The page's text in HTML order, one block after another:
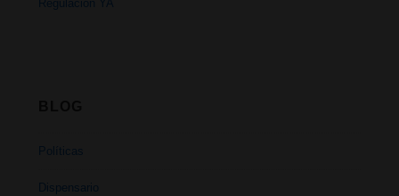
Regulación YA
Políticas
Dispensario